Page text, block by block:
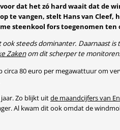
dat het zó hard waait dat de
vangen, stelt Hans van Cleef,
steenkool fors toegenomen ten
steeds dominanter. Daarnaast
Zakenom dit scherper te monitoren.
80 euro per megawattuur om
Zo blijkt uitde maandcijfers van
Al kwam dit ook omdat de